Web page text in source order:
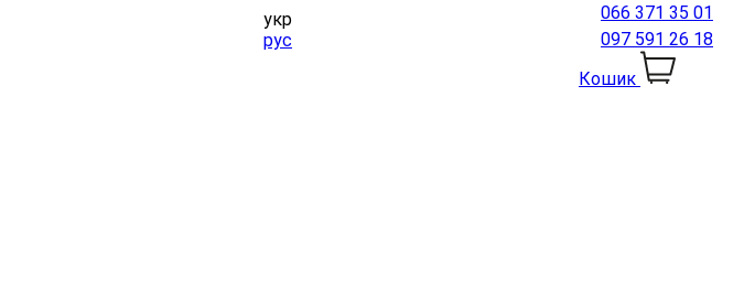
укр
рус
066 371 35 01
097 591 26 18
Кошик